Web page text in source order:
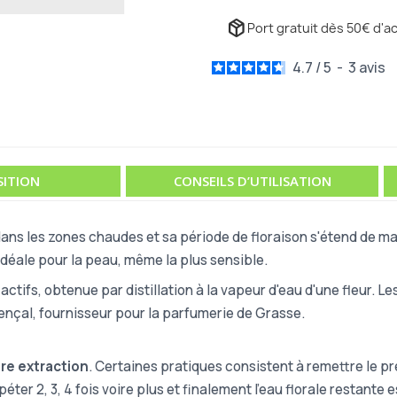
package_2 Port gratuit dès 50€
4.7 /5 - 3 avis
CONSEILS D’UTILISATION
les zones chaudes et sa période de floraison s'étend de
pour la peau, même la plus sensible.
obtenue par distillation à la vapeur d'eau d'une fleur.
fournisseur pour la parfumerie de Grasse.
extraction. Certaines pratiques consistent à remettre le
2, 3, 4 fois voire plus et finalement l'eau florale